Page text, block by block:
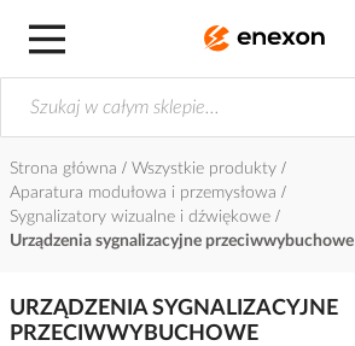
Strona główna
Wszystkie produkty
Aparatura modułowa i przemysłowa
Sygnalizatory wizualne i dźwiękowe
Urządzenia sygnalizacyjne przeciwwybuchowe
URZĄDZENIA SYGNALIZACYJNE
PRZECIWWYBUCHOWE